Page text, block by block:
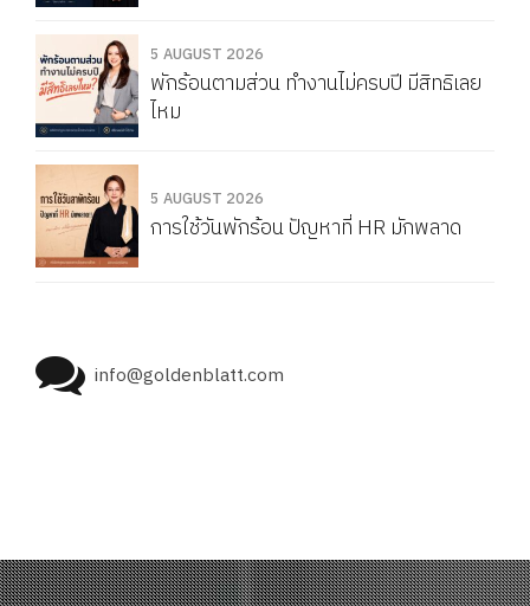
5 AUGUST 2026
พักร้อนตามส่วน ทำงานไม่ครบปี มีสิทธิเลย
ไหม
5 AUGUST 2026
การใช้วันพักร้อน ปัญหาที่ HR มักพลาด
info@goldenblatt.com